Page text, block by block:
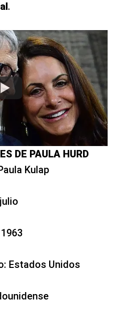
.
DE PAULA HURD
Kulap
Estados Unidos